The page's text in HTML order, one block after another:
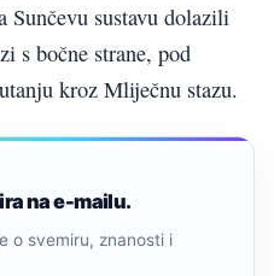
Sunčevu sustavu dolazili
s bočne strane, pod
kroz Mliječnu stazu.
na e-mailu.
o svemiru, znanosti i